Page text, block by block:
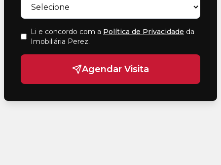
Li e concordo com a Política de Privacidade da
Imobiliária Perez.
Agendar Visita